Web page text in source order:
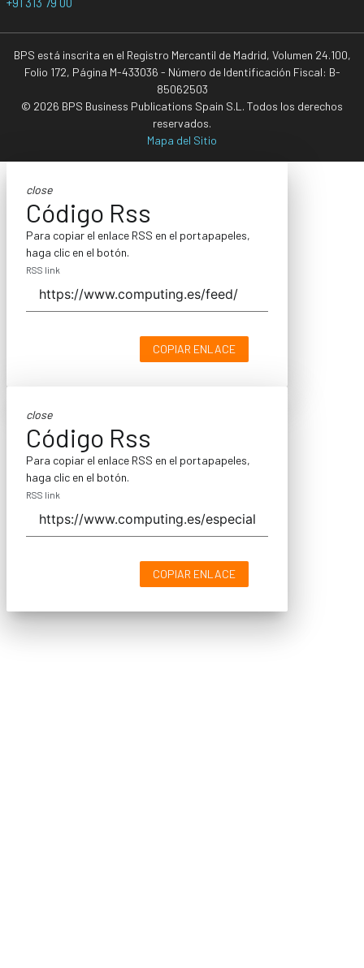
BPS está inscrita en el Registro Mercantil de Madrid, Volumen 24.100,
Folio 172, Página M-433036 - Número de Identificación Fiscal: B-
85062503
© 2026 BPS Business Publications Spain S.L. Todos los derechos
reservados.
Mapa del Sitio
close
Código Rss
Para copiar el enlace RSS en el portapapeles,
haga clic en el botón.
RSS link
COPIAR ENLACE
close
Código Rss
Para copiar el enlace RSS en el portapapeles,
haga clic en el botón.
RSS link
COPIAR ENLACE